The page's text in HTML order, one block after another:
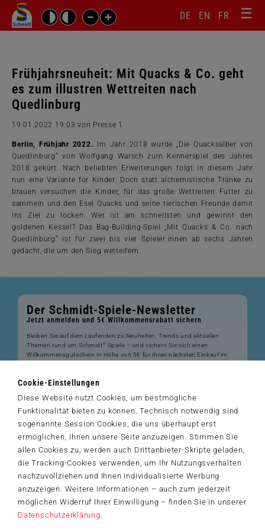
Cookie-Einstellungen
Diese Website nutzt Cookies, um bestmögliche
Funktionalität bieten zu können. Technisch notwendig sind
sogenannte Session Cookies, die uns überhaupt erst
ermöglichen, Ihnen unsere Seite anzuzeigen. Stimmen Sie
allen Cookies zu, werden auch Drittanbieter-Skripte geladen,
die Tracking-Cookies verwenden, um Ihr Nutzungsverhalten
nachzuvollziehen und Ihnen individualisierte Werbung
anzuzeigen. Weitere Informationen – auch zum jederzeit
möglichen Widerruf Ihrer Einwilligung – finden Sie in unserer
Datenschutzerklärung
☰
DE EN FR
Suchbegriffe
Frühjahrsneuheit: Mit Quacks & Co. geht
es zum illustren Wettreiten nach
Quedlinburg
19.01.2022 19:03 von Presse 1
Berlin, Frühjahr 2022.
Im Jahr 2018 wurde „Die Quacksalber von
Quedlinburg“ von Wolfgang Warsch zum Kennerspiel des Jahres
2018 gekürt. Nach beliebten Erweiterungen folgt in diesem Jahr
nun eine Variante für Kinder. Doch statt alchemistische Tränke zu
brauen versuchen die Kinder, für das große Wettreiten Futter zu
sammeln und den Esel Quacks und seine tierischen Freunde damit
ins Ziel zu locken. Wer ist am schnellsten und gewinnt den
goldenen Kessel? Das Bag-Building-Spiel „Mit Quacks & Co. nach
Quedlinburg“ ist für zwei bis vier Spieler:innen ab sechs Jahren
gedacht, die um den Sieg wetteifern.
Der Schmidt-Spiele-Newsletter
Jetzt anmelden und 5€ Willkommensrabatt sichern
Bleiben Sie auf dem Laufenden zu Neuheiten, Trends und aktuellen
Themen rund um Schmidt® Spiele – und sichern Sie sich einen
Willkommensgutschein in Höhe von 5€ für Ihren nächsten Einkauf im
Produktneuheiten und Sortimentserweiterungen
Aktuelle Themen und Trends aus der Spielewelt
Informationen zu Veranstaltungen und Aktionen
Service-Informationen, z.B. zur Ersatzteilversorgung
jederzeit über denAbmeldelinkmöglich.
Hiermit akzeptiere ich die
>